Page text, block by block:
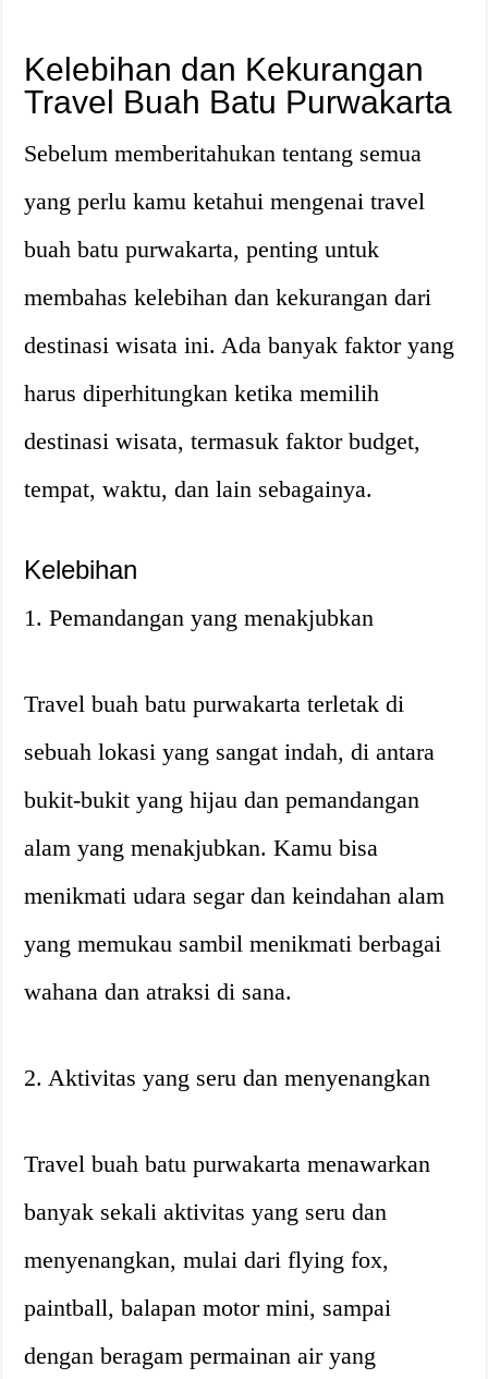
Kelebihan dan Kekurangan
Travel Buah Batu Purwakarta
Sebelum memberitahukan tentang semua
yang perlu kamu ketahui mengenai travel
buah batu purwakarta, penting untuk
membahas kelebihan dan kekurangan dari
destinasi wisata ini. Ada banyak faktor yang
harus diperhitungkan ketika memilih
destinasi wisata, termasuk faktor budget,
tempat, waktu, dan lain sebagainya.
Kelebihan
1. Pemandangan yang menakjubkan
Travel buah batu purwakarta terletak di
sebuah lokasi yang sangat indah, di antara
bukit-bukit yang hijau dan pemandangan
alam yang menakjubkan. Kamu bisa
menikmati udara segar dan keindahan alam
yang memukau sambil menikmati berbagai
wahana dan atraksi di sana.
2. Aktivitas yang seru dan menyenangkan
Travel buah batu purwakarta menawarkan
banyak sekali aktivitas yang seru dan
menyenangkan, mulai dari flying fox,
paintball, balapan motor mini, sampai
dengan beragam permainan air yang